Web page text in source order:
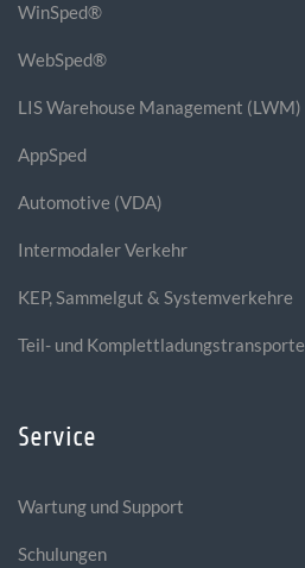
WinSped®
WebSped®
LIS Warehouse Management (LWM)
AppSped
Automotive (VDA)
Intermodaler Verkehr
KEP, Sammelgut & Systemverkehre
Teil- und Komplettladungstransporte
Service
Wartung und Support
Schulungen